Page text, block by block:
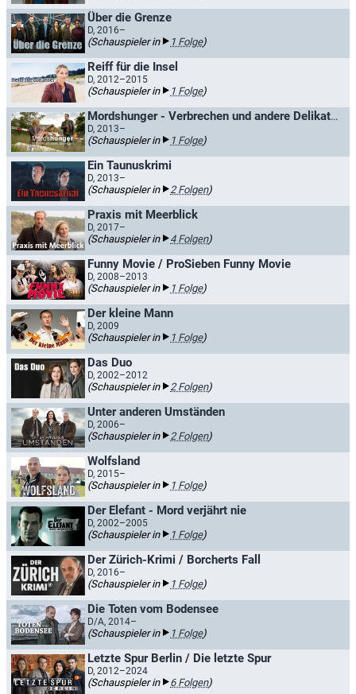
Über die Grenze
D, 2016–
(Schauspieler in 1 Folge)
Reiff für die Insel
D, 2012–2015
(Schauspieler in 1 Folge)
Mordshunger - Verbrechen und andere Delikatessen
D, 2013–
(Schauspieler in 1 Folge)
Ein Taunuskrimi
D, 2013–
(Schauspieler in 2 Folgen)
Praxis mit Meerblick
D, 2017–
(Schauspieler in 4 Folgen)
Funny Movie / ProSieben Funny Movie
D, 2008–2013
(Schauspieler in 1 Folge)
Der kleine Mann
D, 2009
(Schauspieler in 1 Folge)
Das Duo
D, 2002–2012
(Schauspieler in 2 Folgen)
Unter anderen Umständen
D, 2006–
(Schauspieler in 2 Folgen)
Wolfsland
D, 2015–
(Schauspieler in 1 Folge)
Der Elefant - Mord verjährt nie
D, 2002–2005
(Schauspieler in 1 Folge)
Der Zürich-Krimi / Borcherts Fall
D, 2016–
(Schauspieler in 1 Folge)
Die Toten vom Bodensee
D/A, 2014–
(Schauspieler in 1 Folge)
Letzte Spur Berlin / Die letzte Spur
D, 2012–2024
(Schauspieler in 6 Folgen)